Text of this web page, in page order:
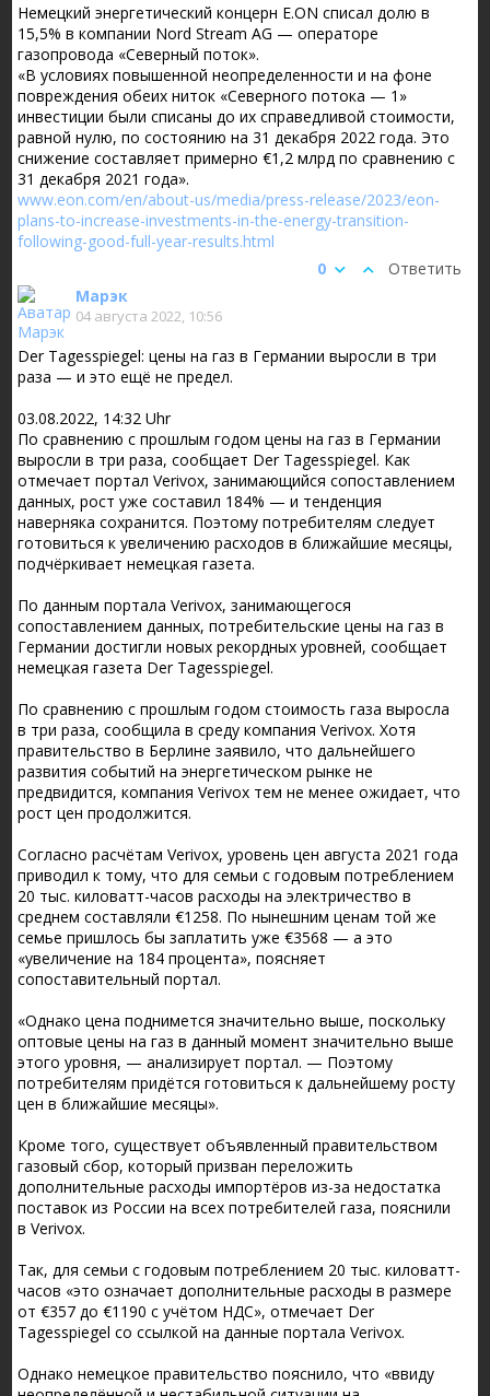
Немецкий энергетический концерн E.ON списал долю в
15,5% в компании Nord Stream AG — операторе
газопровода «Северный поток».
«В условиях повышенной неопределенности и на фоне
повреждения обеих ниток «Северного потока — 1»
инвестиции были списаны до их справедливой стоимости,
равной нулю, по состоянию на 31 декабря 2022 года. Это
снижение составляет примерно €1,2 млрд по сравнению с
31 декабря 2021 года».
www.eon.com/en/about-us/media/press-release/2023/eon-
plans-to-increase-investments-in-the-energy-transition-
following-good-full-year-results.html
Ответить
0
Марэк
04 августа 2022, 10:56
Der Tagesspiegel: цены на газ в Германии выросли в три
раза — и это ещё не предел.
03.08.2022, 14:32 Uhr
По сравнению с прошлым годом цены на газ в Германии
выросли в три раза, сообщает Der Tagesspiegel. Как
отмечает портал Verivox, занимающийся сопоставлением
данных, рост уже составил 184% — и тенденция
наверняка сохранится. Поэтому потребителям следует
готовиться к увеличению расходов в ближайшие месяцы,
подчёркивает немецкая газета.
По данным портала Verivox, занимающегося
сопоставлением данных, потребительские цены на газ в
Германии достигли новых рекордных уровней, сообщает
немецкая газета Der Tagesspiegel.
По сравнению с прошлым годом стоимость газа выросла
в три раза, сообщила в среду компания Verivox. Хотя
правительство в Берлине заявило, что дальнейшего
развития событий на энергетическом рынке не
предвидится, компания Verivox тем не менее ожидает, что
рост цен продолжится.
Согласно расчётам Verivox, уровень цен августа 2021 года
приводил к тому, что для семьи с годовым потреблением
20 тыс. киловатт-часов расходы на электричество в
среднем составляли €1258. По нынешним ценам той же
семье пришлось бы заплатить уже €3568 — а это
«увеличение на 184 процента», поясняет
сопоставительный портал.
«Однако цена поднимется значительно выше, поскольку
оптовые цены на газ в данный момент значительно выше
этого уровня, — анализирует портал. — Поэтому
потребителям придётся готовиться к дальнейшему росту
цен в ближайшие месяцы».
Кроме того, существует объявленный правительством
газовый сбор, который призван переложить
дополнительные расходы импортёров из-за недостатка
поставок из России на всех потребителей газа, пояснили
в Verivox.
Так, для семьи с годовым потреблением 20 тыс. киловатт-
часов «это означает дополнительные расходы в размере
от €357 до €1190 с учётом НДС», отмечает Der
Tagesspiegel со ссылкой на данные портала Verivox.
Однако немецкое правительство пояснило, что «ввиду